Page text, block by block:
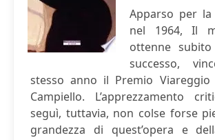
Apparso per
nel 1964, Il
ottenne
successo,
stesso anno il Premio
Campiello. L’apprezzamento
seguì, tuttavia, non colse forse
grandezza di quest’opera e